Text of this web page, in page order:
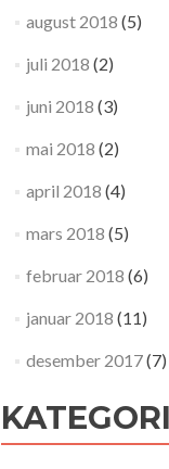
august 2018 (5)
juli 2018 (2)
juni 2018 (3)
mai 2018 (2)
april 2018 (4)
mars 2018 (5)
februar 2018 (6)
januar 2018 (11)
desember 2017(7)